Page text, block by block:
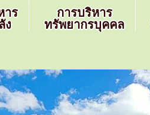
าร
ง
การบริหาร
ทรัพยากรบุคคล